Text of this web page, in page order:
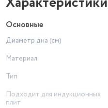
Основные
Диаметр дна (см)
Материал
Тип
Подходит для индукционных
плит